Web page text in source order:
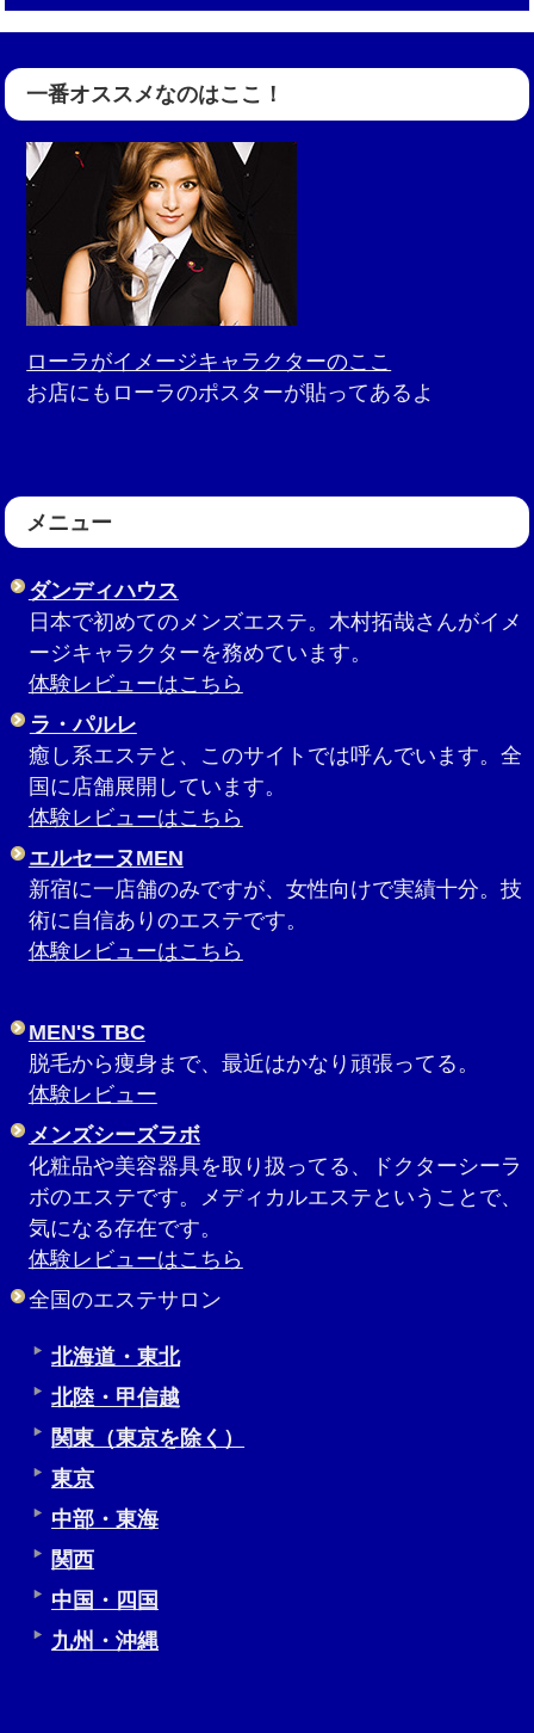
一番オススメなのはここ！
ローラがイメージキャラクターのここ
お店にもローラのポスターが貼ってあるよ
メニュー
ダンディハウス
日本で初めてのメンズエステ。木村拓哉さんがイメ
ージキャラクターを務めています。
体験レビューはこちら
ラ・パルレ
癒し系エステと、このサイトでは呼んでいます。全
国に店舗展開しています。
体験レビューはこちら
エルセーヌMEN
新宿に一店舗のみですが、女性向けで実績十分。技
術に自信ありのエステです。
体験レビューはこちら
MEN'S TBC
脱毛から痩身まで、最近はかなり頑張ってる。
体験レビュー
メンズシーズラボ
化粧品や美容器具を取り扱ってる、ドクターシーラ
ボのエステです。メディカルエステということで、
気になる存在です。
体験レビューはこちら
全国のエステサロン
北海道・東北
北陸・甲信越
関東（東京を除く）
東京
中部・東海
関西
中国・四国
九州・沖縄